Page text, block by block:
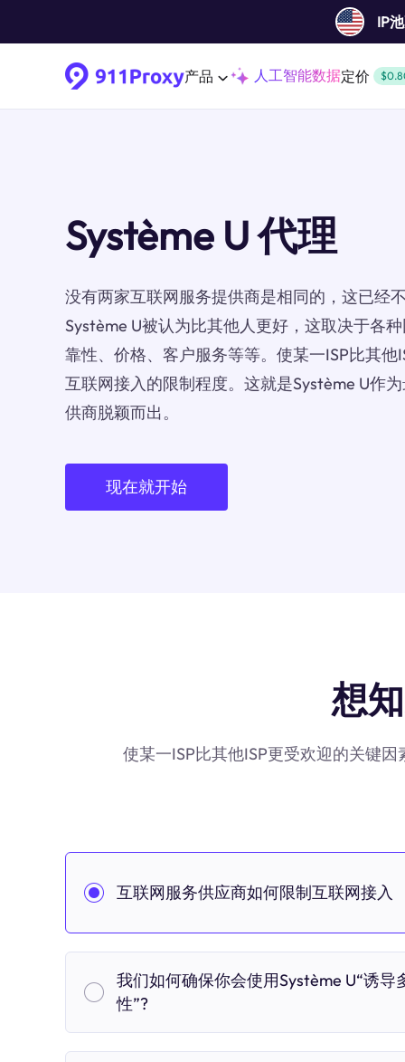
IP
产品 人工智能数据定价
Système U 代理
没有两家互联网服务提供商是相同的，这已经
Système U被认为比其他人更好，这取决于各
靠性、价格、客户服务等等。使某一ISP比其
互联网接入的限制程度。这就是Système U作
供商脱颖而出。
现在就开始
想
使某一ISP比其他ISP更受欢迎的关键
互联网服务供应商如何限制互联网接入
我们如何确保你会使用Système U“诱导
性”?